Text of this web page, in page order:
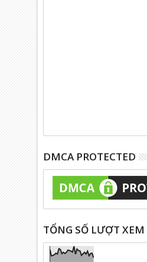
DMCA PROTECTED
TỔNG SỐ LƯỢT XEM